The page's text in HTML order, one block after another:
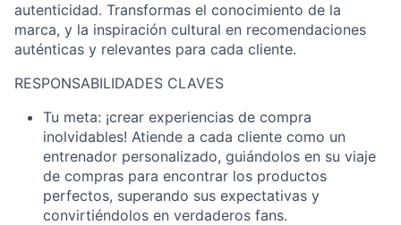
autenticidad. Transformas el conocimiento de la
marca, y la inspiración cultural en recomendaciones
auténticas y relevantes para cada cliente.
RESPONSABILIDADES CLAVES
Tu meta: ¡crear experiencias de compra
inolvidables! Atiende a cada cliente como un
entrenador personalizado, guiándolos en su viaje
de compras para encontrar los productos
perfectos, superando sus expectativas y
convirtiéndolos en verdaderos fans.